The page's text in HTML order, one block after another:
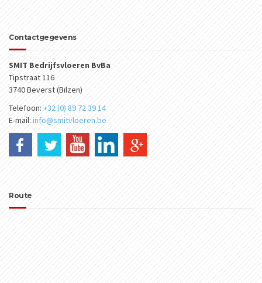
Contactgegevens
SMIT Bedrijfsvloeren BvBa
Tipstraat 116
3740 Beverst (Bilzen)
Telefoon: +32 (0) 89 72 39 14
E-mail: info@smitvloeren.be
Route